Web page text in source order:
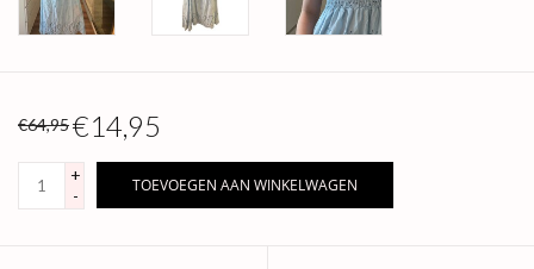
€64,95€14,95
+
-
TOEVOEGEN AAN WINKELWAGEN